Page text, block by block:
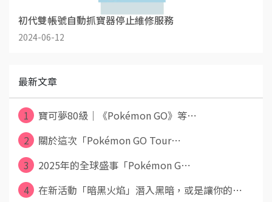
初代雙帳號自動抓寶器停止維修服務
2024-06-12
最新文章
1
寶可夢80級｜《Pokémon GO》等⋯
2
關於這次「Pokémon GO Tour⋯
3
2025年的全球盛事「Pokémon G⋯
4
在新活動「暗黑火焰」潛入黑暗，或是讓你的⋯